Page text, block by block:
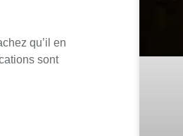
qu’il en
sont